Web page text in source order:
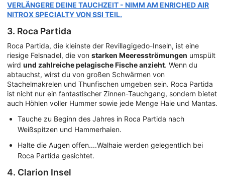
VERLÄNGERE DEINE TAUCHZEIT - NIMM AM ENRICHED AIR
NITROX SPECIALTY VON SSI TEIL.
3. Roca Partida
Roca Partida, die kleinste der Revillagigedo-Inseln, ist eine
riesige Felsnadel, die von starken Meeresströmungen umspült
wird und zahlreiche pelagische Fische anzieht. Wenn du
abtauchst, wirst du von großen Schwärmen von
Stachelmakrelen und Thunfischen umgeben sein. Roca Partida
ist nicht nur ein fantastischer Zinnen-Tauchgang, sondern bietet
auch Höhlen voller Hummer sowie jede Menge Haie und Mantas.
Tauche zu Beginn des Jahres in Roca Partida nach
Weißspitzen und Hammerhaien.
Halte die Augen offen....Walhaie werden gelegentlich bei
Roca Partida gesichtet.
4. Clarion Insel